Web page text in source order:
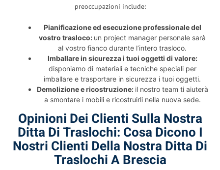
preoccupazioni include:
Pianificazione ed esecuzione professionale del
vostro trasloco: un project manager personale sarà
al vostro fianco durante l’intero trasloco.
Imballare in sicurezza i tuoi oggetti di valore:
disponiamo di materiali e tecniche speciali per
imballare e trasportare in sicurezza i tuoi oggetti.
Demolizione e ricostruzione: il nostro team ti aiuterà
a smontare i mobili e ricostruirli nella nuova sede.
Opinioni Dei Clienti Sulla Nostra
Ditta Di Traslochi: Cosa Dicono I
Nostri Clienti Della Nostra Ditta Di
Traslochi A Brescia